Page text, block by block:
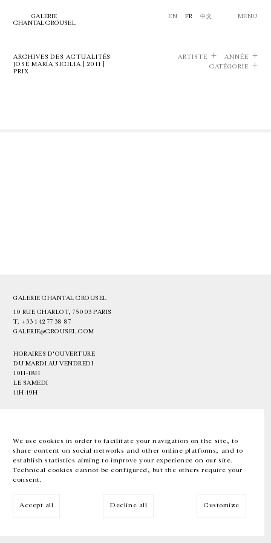
We use cookies in order to facilitate your navigation on the site, to
share content on social networks and other online platforms, and to
establish statistics aiming to improve your experience on our site.
Technical cookies cannot be configured, but the others require your
consent.
Accept all Decline all Customize
GALERIE
CHANTAL CROUSEL
EN FR 中文 MENU
ARCHIVES DES ACTUALITÉS
JOSÉ MARÍA SICILIA | 2011 |
PRIX
ARTISTE
ANNÉE
CATÉGORIE
GALERIE CHANTAL CROUSEL
10 RUE CHARLOT, 75003 PARIS
T. +33 1 42 77 38 87
GALERIE@CROUSEL.COM
HORAIRES D'OUVERTURE
DU MARDI AU VENDREDI
10H-18H
LE SAMEDI
11H-19H
EN FR 中文 Facebook Instagram
Inscrivez-vous à notre newsletter